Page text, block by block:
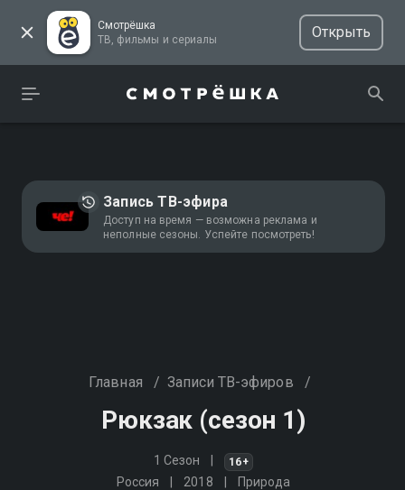
Смотрёшка
ТВ, фильмы и сериалы
Открыть
Запись ТВ-эфира
Доступ на время — возможна реклама и
неполные сезоны. Успейте посмотреть!
Главная / Записи ТВ-эфиров /
Рюкзак (сезон 1)
1 Сезон 16+
Россия 2018 Природа